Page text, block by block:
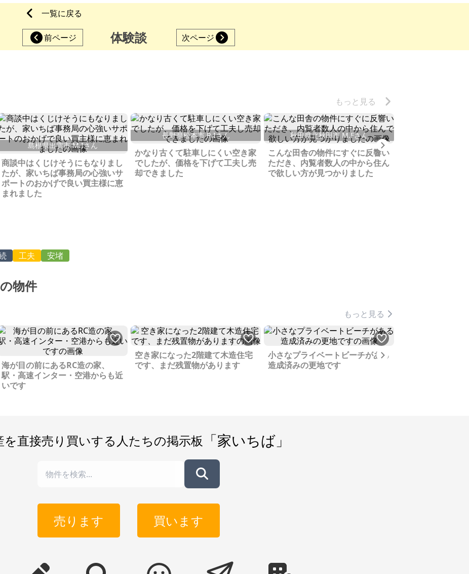
一覧に戻る
前ページ 体験談 次ページ
もっと見る
島根県出雲市 M.Iさん
商談中はくじけそうにもなりまし
たが、家いちば事務局の心強いサ
ポートのおかげで良い買主様に恵
まれました
長野県松本市 R.Iさん
かなり古くて駐車しにくい空き家
でしたが、価格を下げて工夫し売
却できました
秋田県北秋田市 M.Fさん
こんな田舎の物件にすぐに反響い
ただき、内覧者数人の中から住ん
で欲しい方が見つかりました
Next
工夫 安堵
物件
もっと見る
海が目の前にあるRC造の家、
駅・高速インター・空港からも近
いです
空き家になった2階建て木造住宅
です、まだ残置物があります
小さなプライベートビーチがある
造成済みの更地です
Next
を直接売り買いする人たちの掲示板 「家いちば」
売ります 買います